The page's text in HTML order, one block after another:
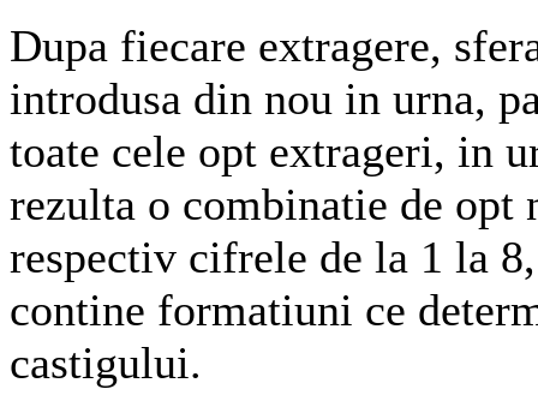
Dupa fiecare extragere,
introdusa din nou in urna,
toate cele opt extrageri, in
rezulta o combinatie de opt
respectiv cifrele de la 1 la
contine formatiuni ce
castigului.